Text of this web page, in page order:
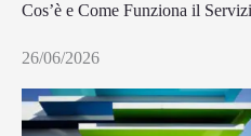
Cos’è e Come Funziona il
26/06/2026